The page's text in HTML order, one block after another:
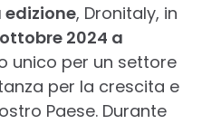
, Dronitaly, in
ottobre 2024 a
unico per un settore
per la crescita e
Paese. Durante